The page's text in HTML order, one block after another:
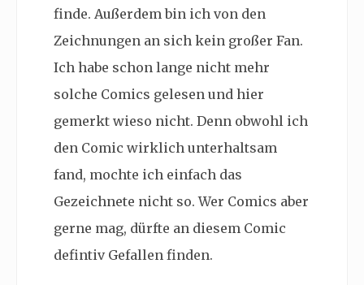
finde. Außerdem bin ich von den
Zeichnungen an sich kein großer Fan.
Ich habe schon lange nicht mehr
solche Comics gelesen und hier
gemerkt wieso nicht. Denn obwohl ich
den Comic wirklich unterhaltsam
fand, mochte ich einfach das
Gezeichnete nicht so. Wer Comics aber
gerne mag, dürfte an diesem Comic
defintiv Gefallen finden.